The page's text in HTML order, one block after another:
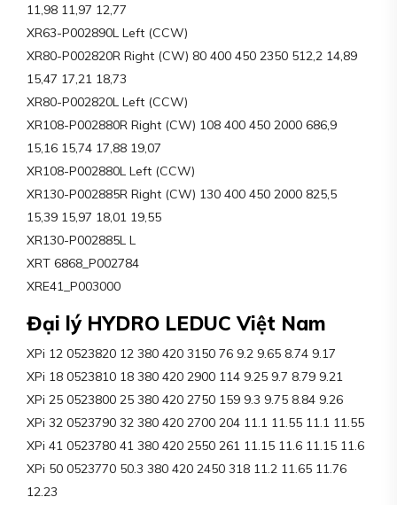
11,98 11,97 12,77
XR63-P002890L Left (CCW)
XR80-P002820R Right (CW) 80 400 450 2350 512,2 14,89
15,47 17,21 18,73
XR80-P002820L Left (CCW)
XR108-P002880R Right (CW) 108 400 450 2000 686,9
15,16 15,74 17,88 19,07
XR108-P002880L Left (CCW)
XR130-P002885R Right (CW) 130 400 450 2000 825,5
15,39 15,97 18,01 19,55
XR130-P002885L L
XRT 6868_P002784
XRE41_P003000
Đại lý HYDRO LEDUC Việt Nam
XPi 12 0523820 12 380 420 3150 76 9.2 9.65 8.74 9.17
XPi 18 0523810 18 380 420 2900 114 9.25 9.7 8.79 9.21
XPi 25 0523800 25 380 420 2750 159 9.3 9.75 8.84 9.26
XPi 32 0523790 32 380 420 2700 204 11.1 11.55 11.1 11.55
XPi 41 0523780 41 380 420 2550 261 11.15 11.6 11.15 11.6
XPi 50 0523770 50.3 380 420 2450 318 11.2 11.65 11.76
12.23